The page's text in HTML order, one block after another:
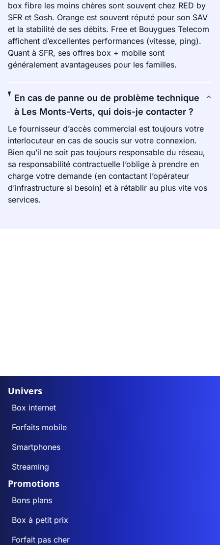
box fibre les moins chères sont souvent chez RED by
SFR et Sosh. Orange est souvent réputé pour son SAV
et la stabilité de ses débits. Free et Bouygues Telecom
affichent d’excellentes performances (vitesse, ping).
Quant à SFR, ses offres box + mobile sont
généralement avantageuses pour les familles.
En cas de panne ou de problème technique
à Les Monts-Verts, qui dois-je contacter ?
Le fournisseur d’accès commercial est toujours votre
interlocuteur en cas de soucis sur votre connexion.
Bien qu’il ne soit pas toujours responsable du réseau,
sa responsabilité contractuelle l’oblige à prendre en
charge votre demande (en contactant l’opérateur
d’infrastructure si besoin) et à rétablir au plus vite vos
services.
Univers
Box internet
Forfaits mobile
Smartphones
Streaming
Promotions
Bons plans
Box à petit prix
Forfait pas cher